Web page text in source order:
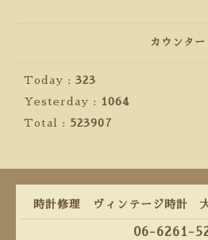
カウンター
Today : 323
Yesterday :
1064
Total : 523907
時計修理 ヴィンテージ時計
06-6261-